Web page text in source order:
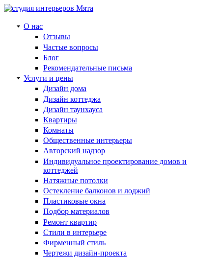
О нас
Отзывы
Частые вопросы
Блог
Рекомендательные письма
Услуги и цены
Дизайн дома
Дизайн коттеджа
Дизайн таунхауса
Квартиры
Комнаты
Общественные интерьеры
Авторский надзор
Индивидуальное проектирование домов и
коттеджей
Натяжные потолки
Остекление балконов и лоджий
Пластиковые окна
Подбор материалов
Ремонт квартир
Стили в интерьере
Фирменный стиль
Чертежи дизайн-проекта